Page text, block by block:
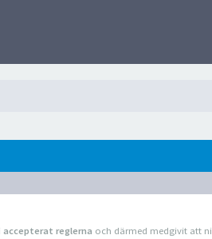
accepterat reglerna och därmed medgivit att ni